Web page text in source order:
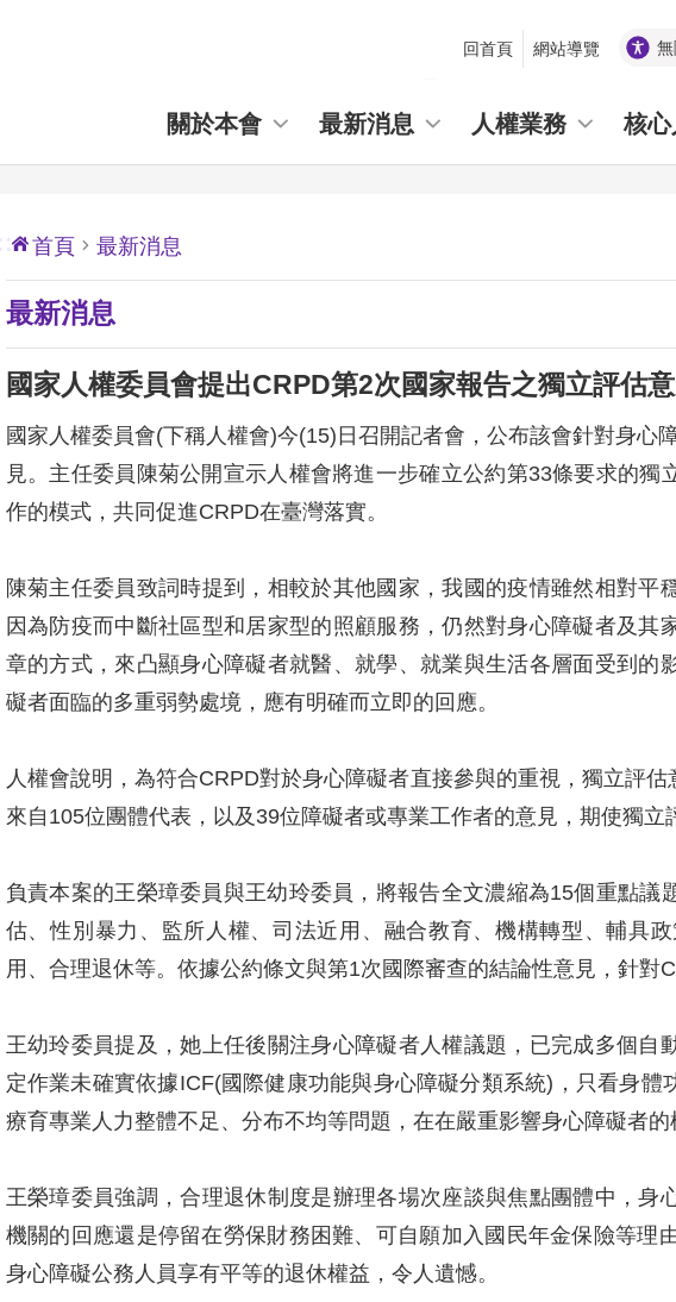
回首頁 網站導覽
關於本會 最新消息 人權業務 核
::: 首頁 最新消息
最新消息
國家人權委員會提出CRPD第2次國家報告之獨立評估
國家人權委員會(下稱人權會)今(15)日召開記者會，公布該會針對身心
見。主任委員陳菊公開宣示人權會將進一步確立公約第33條要求的
作的模式，共同促進CRPD在臺灣落實。
陳菊主任委員致詞時提到，相較於其他國家，我國的疫情雖然相對
因為防疫而中斷社區型和居家型的照顧服務，仍然對身心障礙者及
章的方式，來凸顯身心障礙者就醫、就學、就業與生活各層面受到
礙者面臨的多重弱勢處境，應有明確而立即的回應。
人權會說明，為符合CRPD對於身心障礙者直接參與的重視，獨立評
來自105位團體代表，以及39位障礙者或專業工作者的意見，期使獨立
負責本案的王榮璋委員與王幼玲委員，將報告全文濃縮為15個重點
估、性別暴力、監所人權、司法近用、融合教育、機構轉型、輔具
用、合理退休等。依據公約條文與第1次國際審查的結論性意見，針對
王幼玲委員提及，她上任後關注身心障礙者人權議題，已完成多個
定作業未確實依據ICF(國際健康功能與身心障礙分類系統)，只看身
療育專業人力整體不足、分布不均等問題，在在嚴重影響身心障礙者的
王榮璋委員強調，合理退休制度是辦理各場次座談與焦點團體中，身
機關的回應還是停留在勞保財務困難、可自願加入國民年金保險等理
身心障礙公務人員享有平等的退休權益，令人遺憾。